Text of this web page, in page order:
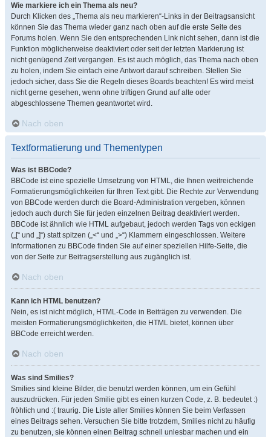
Wie markiere ich ein Thema als neu?
Durch Klicken des „Thema als neu markieren“-Links in der Beitragsansicht
können Sie das Thema wieder ganz nach oben auf die erste Seite des
Forums holen. Wenn Sie den entsprechenden Link nicht sehen, dann ist die
Funktion möglicherweise deaktiviert oder seit der letzten Markierung ist
nicht genügend Zeit vergangen. Es ist auch möglich, das Thema nach oben
zu holen, indem Sie einfach eine Antwort darauf schreiben. Stellen Sie
jedoch sicher, dass Sie die Regeln dieses Boards beachten! Es wird meist
nicht gerne gesehen, wenn ohne triftigen Grund auf alte oder
abgeschlossene Themen geantwortet wird.
Nach oben
Textformatierung und Thementypen
Was ist BBCode?
BBCode ist eine spezielle Umsetzung von HTML, die Ihnen weitreichende
Formatierungsmöglichkeiten für Ihren Text gibt. Die Rechte zur Verwendung
von BBCode werden durch die Board-Administration vergeben, können
jedoch auch durch Sie für jeden einzelnen Beitrag deaktiviert werden.
BBCode ist ähnlich wie HTML aufgebaut, jedoch werden Tags von eckigen
(„[“ und „]“) statt spitzen („<“ und „>“) Klammern eingeschlossen. Weitere
Informationen zu BBCode finden Sie auf einer speziellen Hilfe-Seite, die
von der Seite zur Beitragserstellung aus zugänglich ist.
Nach oben
Kann ich HTML benutzen?
Nein, es ist nicht möglich, HTML-Code in Beiträgen zu verwenden. Die
meisten Formatierungsmöglichkeiten, die HTML bietet, können über
BBCode erreicht werden.
Nach oben
Was sind Smilies?
Smilies sind kleine Bilder, die benutzt werden können, um ein Gefühl
auszudrücken. Für jeden Smilie gibt es einen kurzen Code, z. B. bedeutet :)
fröhlich und :( traurig. Die Liste aller Smilies können Sie beim Verfassen
eines Beitrags sehen. Versuchen Sie bitte trotzdem, Smilies nicht zu häufig
zu benutzen, sie können einen Beitrag schnell unlesbar machen und ein